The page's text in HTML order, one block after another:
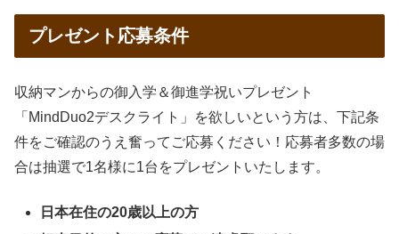
プレゼント応募条件
収納マンからの御入学＆御進学祝いプレゼント
「MindDuo2デスクライト」を欲しいという方は、下記条
件をご確認のうえ奮ってご応募ください！応募者多数の場
合は抽選で1名様に1台をプレゼントいたします。
日本在住の20歳以上の方